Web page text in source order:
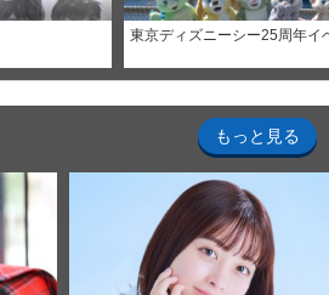
東京ディズニーシー25周年イ
もっと見る